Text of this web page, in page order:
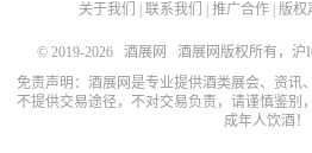
关于我们 联系我们 推广合作 版权
© 2019-2026 酒展网 酒展网版权所有， 沪
免责声明：酒展网是专业提供酒类展会、资讯
不提供交易途径，不对交易负责，请谨慎鉴别
成年人饮酒！